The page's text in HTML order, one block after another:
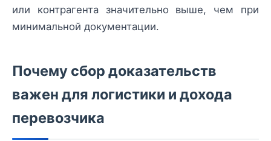
или контрагента значительно выше, чем при
минимальной документации.
Почему сбор доказательств
важен для логистики и дохода
перевозчика